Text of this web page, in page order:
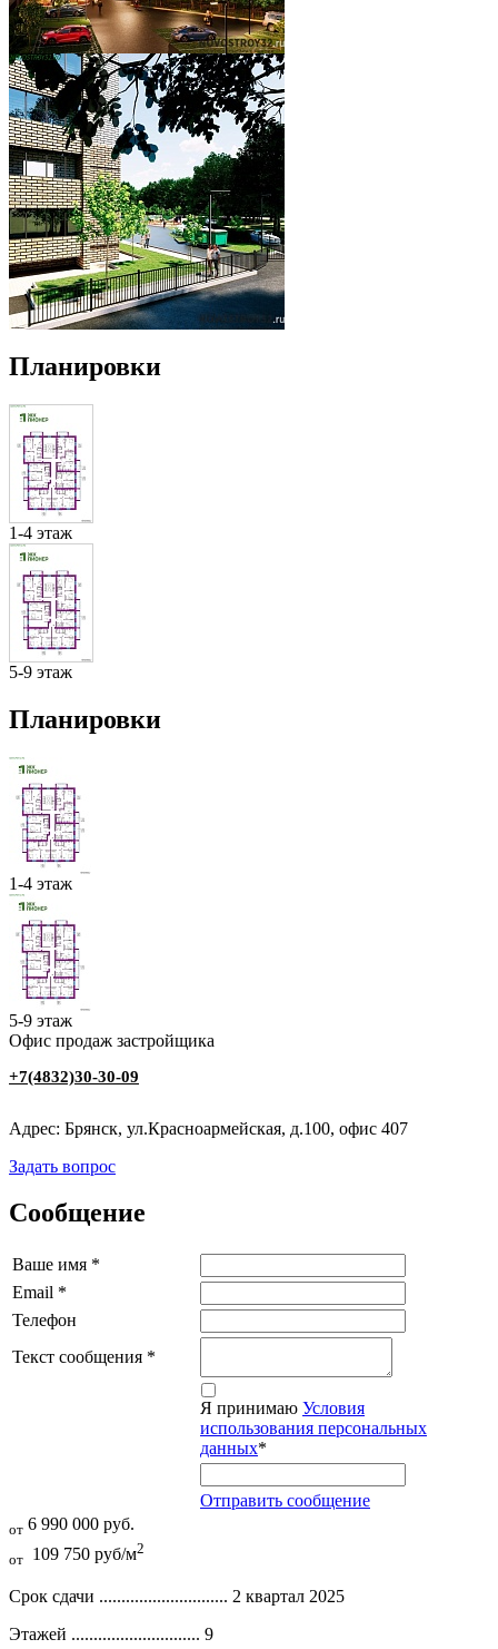
Планировки
1-4 этаж
5-9 этаж
Планировки
1-4 этаж
5-9 этаж
Офис продаж застройщика
+7(4832)30-30-09
Адрес: Брянск, ул.Красноармейская, д.100, офис 407
Задать вопрос
Сообщение
Ваше имя *
Email *
Телефон
Текст сообщения *
Я принимаю Условия
использования персональных
данных*
Отправить сообщение
от 6 990 000 руб.
от 109 750 руб/м2
Срок сдачи ............................. 2 квартал 2025
Этажей ............................. 9